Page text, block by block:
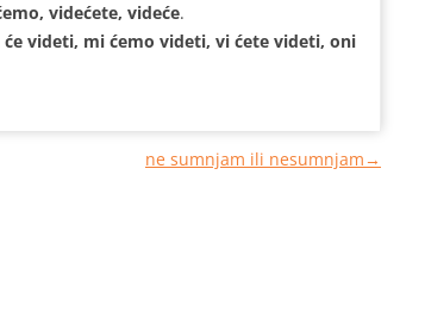
videćete, videće.
videti, mi ćemo videti, vi ćete videti, oni
ne sumnjam ili nesumnjam→